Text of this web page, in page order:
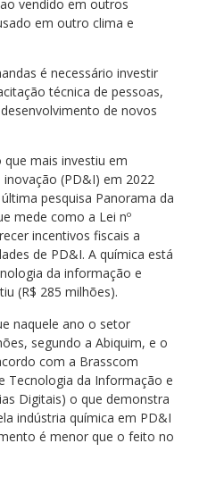
vendido em outros
em outro clima e
é necessário investir
técnica de pessoas,
de novos
mais investiu em
(PD&I) em 2022
pesquisa Panorama da
mede como a Lei nº
incentivos fiscais a
de PD&I. A química está
da informação e
(R$ 285 milhões).
naquele ano o setor
segundo a Abiquim, e o
com a Brasscom
Tecnologia da Informação e
Digitais) o que demonstra
indústria química em PD&I
é menor que o feito no